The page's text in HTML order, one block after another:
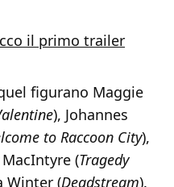
il primo trailer
figurano Maggie
), Johannes
to Raccoon City),
(Tragedy
Winter (Deadstream).